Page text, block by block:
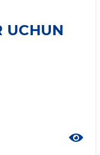
UCHUN